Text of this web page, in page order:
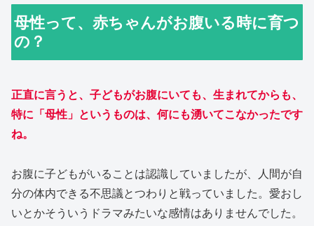
母性って、赤ちゃんがお腹いる時に育つ
の？
正直に言うと、子どもがお腹にいても、生まれてからも、
特に「母性」というものは、何にも湧いてこなかったです
ね。
お腹に子どもがいることは認識していましたが、人間が自
分の体内できる不思議とつわりと戦っていました。愛おし
いとかそういうドラマみたいな感情はありませんでした。